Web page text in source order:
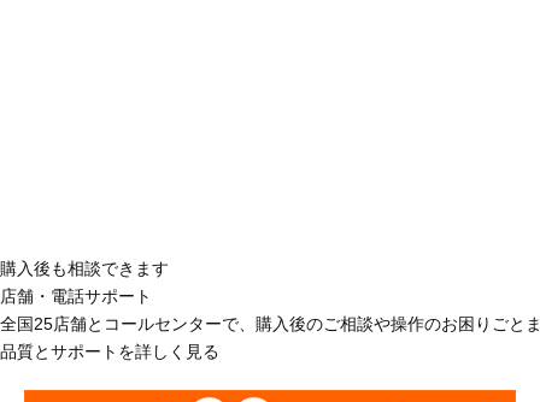
購入後も相談できます
店舗・電話サポート
全国25店舗とコールセンターで、購入後のご相談や操作のお困りごと
品質とサポートを詳しく見る